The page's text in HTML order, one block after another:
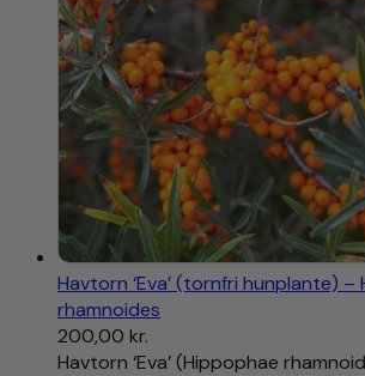
Havtorn ‘Eva’ (tornfri hunplante) –
rhamnoides
200,00 kr.
Havtorn ‘Eva’ (Hippophae